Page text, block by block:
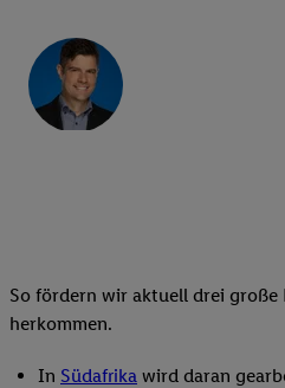
So fördern wir aktuell drei große
herkommen.
In Südafrika wird daran